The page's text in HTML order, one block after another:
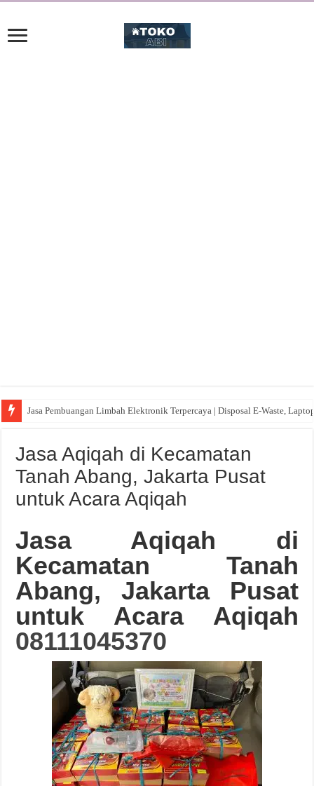
Jasa Pembuangan Limbah Elektronik Terpercaya | Disposal E-Waste,
Jasa Aqiqah di Kecamatan
Tanah Abang, Jakarta Pusat
untuk Acara Aqiqah
Jasa Aqiqah di
Kecamatan Tanah
Abang, Jakarta Pusat
untuk Acara Aqiqah
08111045370